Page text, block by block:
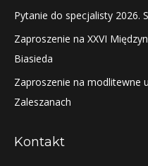
Pytanie do specjalisty 2026.
Zaproszenie na XXVI
Biasieda
Zaproszenie na modlitewne
Zaleszanach
Kontakt